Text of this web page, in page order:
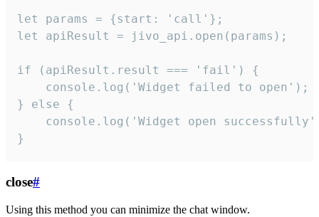
let params = {start: 'call'};
let apiResult = jivo_api.open(params);
if (apiResult.result === 'fail') {
    console.log('Widget failed to open');
} else {
console.log('Widget open
}
close#
Using this method you can minimize the chat window.